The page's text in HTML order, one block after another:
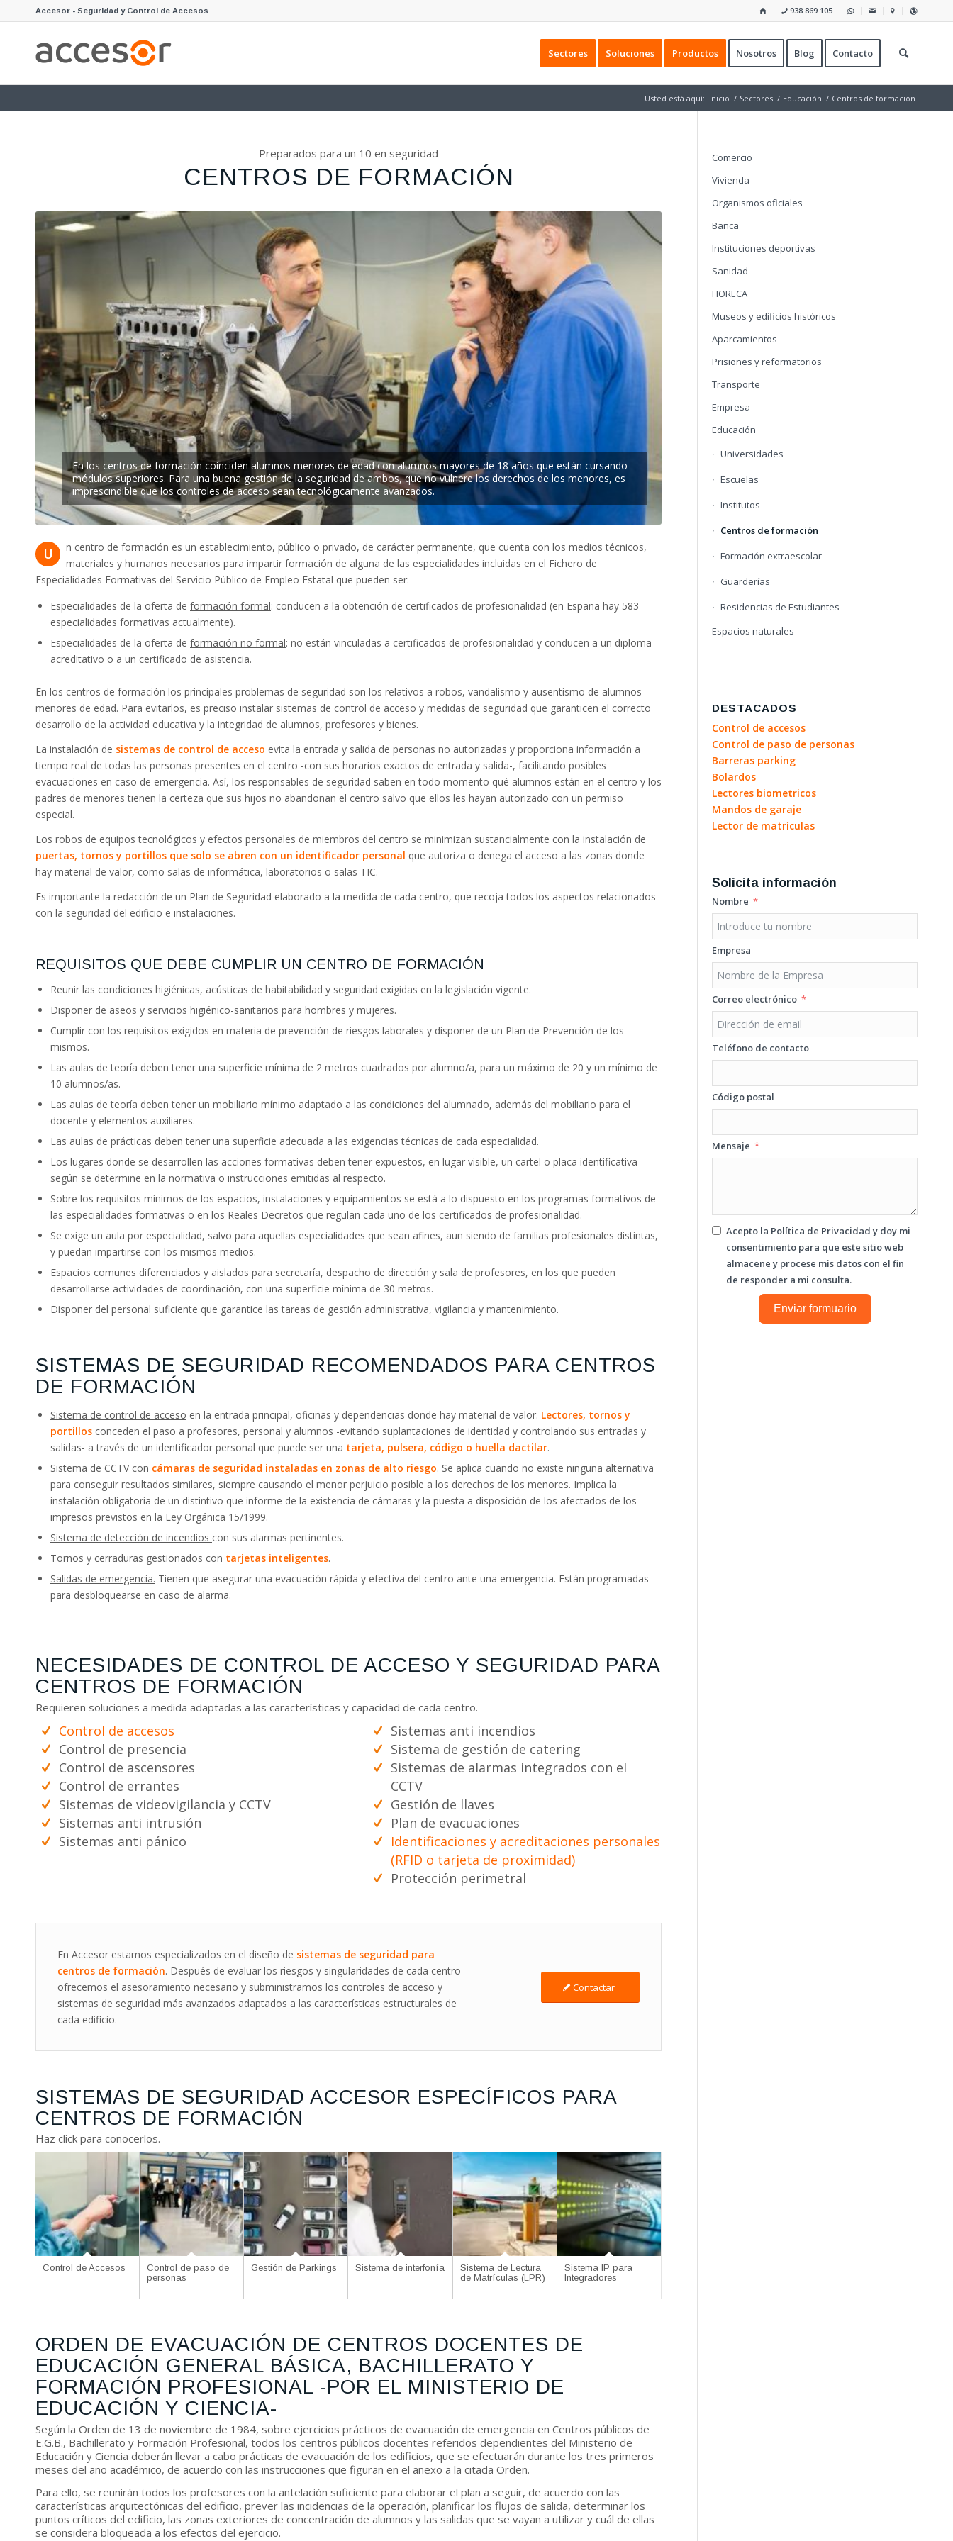
938 869 105
Accesor - Seguridad y Control de Accesos
Sectores Soluciones Productos Nosotros Blog Contacto
Usted está aquí: Inicio / Sectores / Educación / Centros de formación
Preparados para un 10 en seguridad
CENTROS DE FORMACIÓN
En los centros de formación coinciden alumnos menores de edad con alumnos mayores de 18 años que están cursando
módulos superiores. Para una buena gestión de la seguridad de ambos, que no vulnere los derechos de los menores, es
imprescindible que los controles de acceso sean tecnológicamente avanzados.
U
n centro de formación es un establecimiento, público o privado, de carácter permanente, que cuenta con los medios técnicos,
materiales y humanos necesarios para impartir formación de alguna de las especialidades incluidas en el Fichero de
Especialidades Formativas del Servicio Público de Empleo Estatal que pueden ser:
Especialidades de la oferta de formación formal: conducen a la obtención de certificados de profesionalidad (en España hay 583
especialidades formativas actualmente).
Especialidades de la oferta de formación no formal: no están vinculadas a certificados de profesionalidad y conducen a un diploma
acreditativo o a un certificado de asistencia.
En los centros de formación los principales problemas de seguridad son los relativos a robos, vandalismo y ausentismo de alumnos
menores de edad. Para evitarlos, es preciso instalar sistemas de control de acceso y medidas de seguridad que garanticen el correcto
desarrollo de la actividad educativa y la integridad de alumnos, profesores y bienes.
La instalación de sistemas de control de acceso evita la entrada y salida de personas no autorizadas y proporciona información a
tiempo real de todas las personas presentes en el centro -con sus horarios exactos de entrada y salida-, facilitando posibles
evacuaciones en caso de emergencia. Así, los responsables de seguridad saben en todo momento qué alumnos están en el centro y los
padres de menores tienen la certeza que sus hijos no abandonan el centro salvo que ellos les hayan autorizado con un permiso
especial.
Los robos de equipos tecnológicos y efectos personales de miembros del centro se minimizan sustancialmente con la instalación de
puertas, tornos y portillos que solo se abren con un identificador personal que autoriza o denega el acceso a las zonas donde
hay material de valor, como salas de informática, laboratorios o salas TIC.
Es importante la redacción de un Plan de Seguridad elaborado a la medida de cada centro, que recoja todos los aspectos relacionados
con la seguridad del edificio e instalaciones.
REQUISITOS QUE DEBE CUMPLIR UN CENTRO DE FORMACIÓN
Reunir las condiciones higiénicas, acústicas de habitabilidad y seguridad exigidas en la legislación vigente.
Disponer de aseos y servicios higiénico-sanitarios para hombres y mujeres.
Cumplir con los requisitos exigidos en materia de prevención de riesgos laborales y disponer de un Plan de Prevención de los
mismos.
Las aulas de teoría deben tener una superficie mínima de 2 metros cuadrados por alumno/a, para un máximo de 20 y un mínimo de
10 alumnos/as.
Las aulas de teoría deben tener un mobiliario mínimo adaptado a las condiciones del alumnado, además del mobiliario para el
docente y elementos auxiliares.
Las aulas de prácticas deben tener una superficie adecuada a las exigencias técnicas de cada especialidad.
Los lugares donde se desarrollen las acciones formativas deben tener expuestos, en lugar visible, un cartel o placa identificativa
según se determine en la normativa o instrucciones emitidas al respecto.
Sobre los requisitos mínimos de los espacios, instalaciones y equipamientos se está a lo dispuesto en los programas formativos de
las especialidades formativas o en los Reales Decretos que regulan cada uno de los certificados de profesionalidad.
Se exige un aula por especialidad, salvo para aquellas especialidades que sean afines, aun siendo de familias profesionales distintas,
y puedan impartirse con los mismos medios.
Espacios comunes diferenciados y aislados para secretaría, despacho de dirección y sala de profesores, en los que pueden
desarrollarse actividades de coordinación, con una superficie mínima de 30 metros.
Disponer del personal suficiente que garantice las tareas de gestión administrativa, vigilancia y mantenimiento.
SISTEMAS DE SEGURIDAD RECOMENDADOS PARA CENTROS
DE FORMACIÓN
Sistema de control de acceso en la entrada principal, oficinas y dependencias donde hay material de valor. Lectores, tornos y
portillos conceden el paso a profesores, personal y alumnos -evitando suplantaciones de identidad y controlando sus entradas y
salidas- a través de un identificador personal que puede ser una tarjeta, pulsera, código o huella dactilar.
Sistema de CCTVcon cámaras de seguridad instaladas en zonas de alto riesgo. Se aplica cuando no existe ninguna alternativa
para conseguir resultados similares, siempre causando el menor perjuicio posible a los derechos de los menores. Implica la
instalación obligatoria de un distintivo que informe de la existencia de cámaras y la puesta a disposición de los afectados de los
impresos previstos en la Ley Orgánica 15/1999.
Sistema de detección de incendios con sus alarmas pertinentes.
Tornos y cerraduras gestionados con tarjetas inteligentes.
Salidas de emergencia. Tienen que asegurar una evacuación rápida y efectiva del centro ante una emergencia. Están programadas
para desbloquearse en caso de alarma.
NECESIDADES DE CONTROL DE ACCESO Y SEGURIDAD PARA
CENTROS DE FORMACIÓN
Requieren soluciones a medida adaptadas a las características y capacidad de cada centro.
Control de accesos
Control de presencia
Control de ascensores
Control de errantes
Sistemas de videovigilancia y CCTV
Sistemas anti intrusión
Sistemas anti pánico
Sistemas anti incendios
Sistema de gestión de catering
Sistemas de alarmas integrados con el
CCTV
Gestión de llaves
Plan de evacuaciones
Identificaciones y acreditaciones personales
(RFID o tarjeta de proximidad)
Protección perimetral
En Accesor estamos especializados en el diseño de sistemas de seguridad para
centros de formación. Después de evaluar los riesgos y singularidades de cada centro
ofrecemos el asesoramiento necesario y subministramos los controles de acceso y
sistemas de seguridad más avanzados adaptados a las características estructurales de
cada edificio.
Contactar
SISTEMAS DE SEGURIDAD ACCESOR ESPECÍFICOS PARA
CENTROS DE FORMACIÓN
Haz click para conocerlos.
Control de Accesos
Control de paso de
personas
Gestión de Parkings Sistema de interfonía
Sistema de Lectura
de Matrículas (LPR)
Sistema IP para
Integradores
ORDEN DE EVACUACIÓN DE CENTROS DOCENTES DE
EDUCACIÓN GENERAL BÁSICA, BACHILLERATO Y
FORMACIÓN PROFESIONAL -POR EL MINISTERIO DE
EDUCACIÓN Y CIENCIA-
Según la Orden de 13 de noviembre de 1984, sobre ejercicios prácticos de evacuación de emergencia en Centros públicos de
E.G.B., Bachillerato y Formación Profesional, todos los centros públicos docentes referidos dependientes del Ministerio de
Educación y Ciencia deberán llevar a cabo prácticas de evacuación de los edificios, que se efectuarán durante los tres primeros
meses del año académico, de acuerdo con las instrucciones que figuran en el anexo a la citada Orden.
Para ello, se reunirán todos los profesores con la antelación suficiente para elaborar el plan a seguir, de acuerdo con las
características arquitectónicas del edificio, prever las incidencias de la operación, planificar los flujos de salida, determinar los
puntos críticos del edificio, las zonas exteriores de concentración de alumnos y las salidas que se vayan a utilizar y cuál de ellas
se considera bloqueada a los efectos del ejercicio.
Comercio
Vivienda
Organismos oficiales
Banca
Instituciones deportivas
Sanidad
HORECA
Museos y edificios históricos
Aparcamientos
Prisiones y reformatorios
Transporte
Empresa
Educación
Universidades
Escuelas
Institutos
Centros de formación
Formación extraescolar
Guarderías
Residencias de Estudiantes
Espacios naturales
DESTACADOS
Control de accesos
Control de paso de personas
Barreras parking
Bolardos
Lectores biometricos
Mandos de garaje
Lector de matrículas
Solicita información
Nombre
Empresa
Correo electrónico
Teléfono de contacto
Código postal
Mensaje
Acepto la Política de Privacidad y doy mi
consentimiento para que este sitio web
almacene y procese mis datos con el fin
de responder a mi consulta.
Enviar formuario